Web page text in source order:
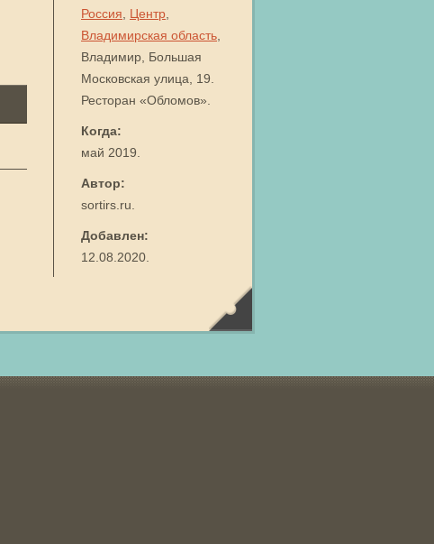
Россия
Центр
Владимирская область
Владимир, Большая
Московская улица, 19.
Ресторан «Обломов».
Когда:
май 2019.
Автор:
sortirs.ru.
Добавлен:
12.08.2020.